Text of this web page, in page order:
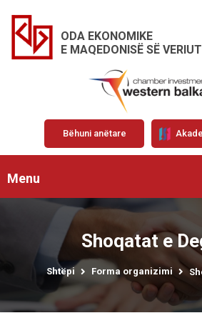
ODA EKONOMIKE
E MAQEDONISË SË VERIUT
Bëhuni anëtare
Menu
Shoqatat e
Shtëpi Forma organizimi